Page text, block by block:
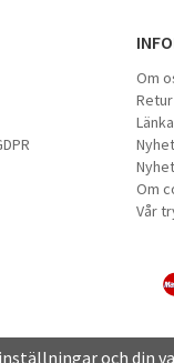
Om
Retur
Om
Vår
och din